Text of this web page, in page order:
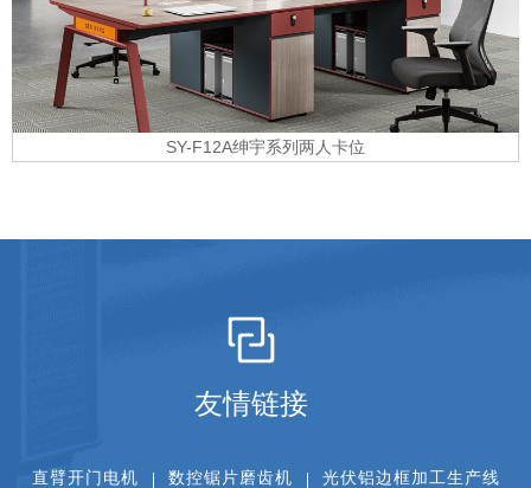
SY-F12A绅宇系列两人卡位
友情链接
直臂开门电机 数控锯片磨齿机
光伏铝边框加工生产线